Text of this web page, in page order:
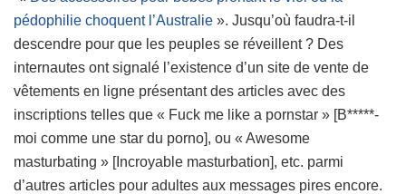
pédophilie choquent l’Australie ». Jusqu’où faudra-t-il
descendre pour que les peuples se réveillent ? Des
internautes ont signalé l’existence d’un site de vente de
vêtements en ligne présentant des articles avec des
inscriptions telles que « Fuck me like a pornstar » [B*****-
moi comme une star du porno], ou « Awesome
masturbating » [Incroyable masturbation], etc. parmi
d’autres articles pour adultes aux messages pires encore.